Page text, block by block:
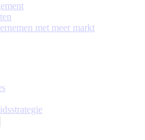
met meer markt